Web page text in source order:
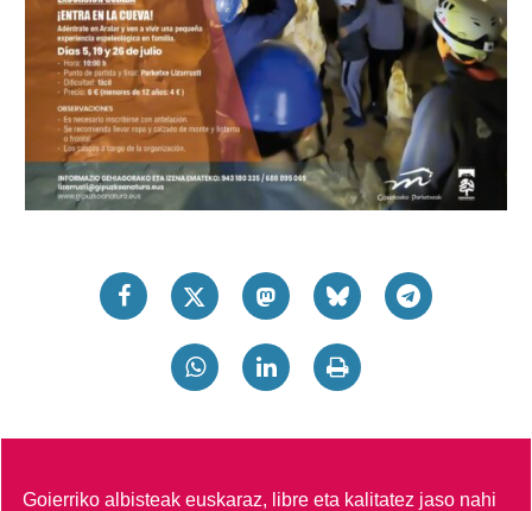
Goierriko albisteak euskaraz, libre eta kalitatez jaso nahi